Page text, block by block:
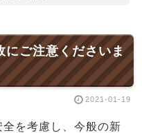
ご注意くださいま
2021-01-19
を考慮し、今般の新